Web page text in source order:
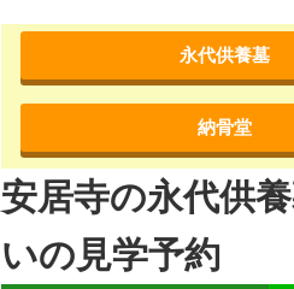
永代供養墓
納骨堂
安居寺の永代供
いの見学予約